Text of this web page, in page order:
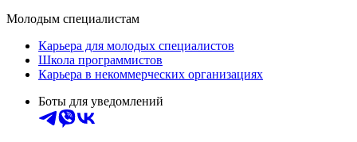
Молодым специалистам
Карьера для молодых специалистов
Школа программистов
Карьера в некоммерческих организациях
Боты для уведомлений